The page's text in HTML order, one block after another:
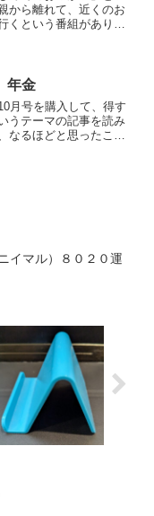
から離れて、近くのお
くという番組がありま
「初めて...
年金
月号を購入して、得す
うテーマの記事を読み
なるほどと思ったこと
イマル）８０２０運